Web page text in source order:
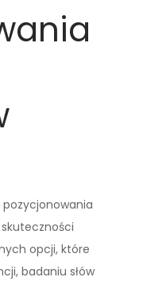
opcji, które
badaniu słów